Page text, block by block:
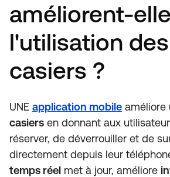
améliorent-
l'utilisation des
casiers ?
UNE application mobile améliore
casiers en donnant aux
réserver, de déverrouiller et de
directement depuis leur
temps réel met à jour, améliore